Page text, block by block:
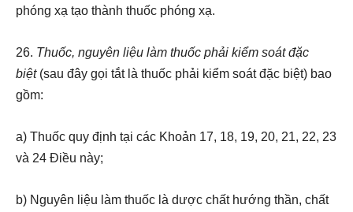
phóng xạ tạo thành thuốc phóng xạ.
26. Thuốc, nguyên liệu làm thuốc phải kiểm soát đặc
biệt(sau đây gọi tắt là thuốc phải kiểm soát đặc biệt) bao
gồm:
a) Thuốc quy định tại các Khoản 17, 18, 19, 20, 21, 22, 23
và 24 Điều này;
b) Nguyên liệu làm thuốc là dược chất hướng thần, chất